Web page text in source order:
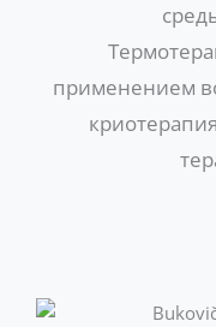
применением